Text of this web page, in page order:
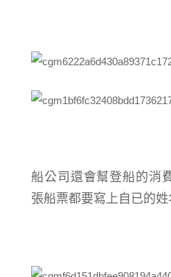
船公司還會幫登船的消
張船票都要寫上自已的姓